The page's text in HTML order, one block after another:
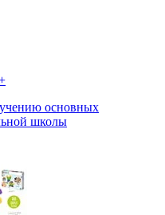
основных
школы